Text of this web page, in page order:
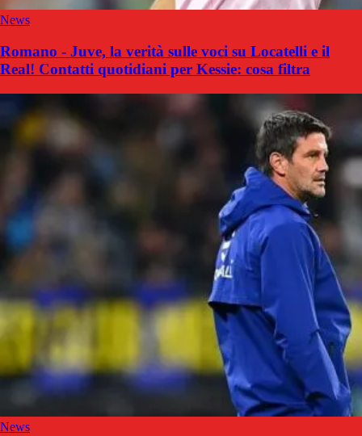
News
Romano - Juve, la verità sulle voci su Locatelli e il
Real! Contatti quotidiani per Kessie: cosa filtra
News